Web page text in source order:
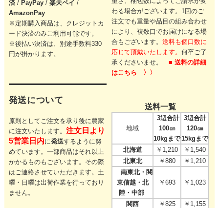
済/ PayPay/ 楽天ペイ /
AmazonPay
※定期購入商品は、クレジットカ
ード決済のみご利用可能です。
※後払い決済は、別途手数料330
円が掛かります。
発送について
原則としてご注文を承り後に農家
に注文いたします。 注文日より
5営業日内に発送するように努
めています。一部商品はそれ以上
かかるものもございます。その際
はご連絡させていただきます。 土
曜・日曜は出荷作業を行っており
ません。
わる場合がございます。 1回のご
注文でも重量や品目の組み合わせ
により、複数口でお届けになる場
合もございます。送料も個口数に
応じて頂戴いたします。何卒ご了
承くださいませ。■ 送料の詳細
はこちら 〉〉
送料一覧
地域
3辺合計
100㎝
10kgまで
3辺合計
120㎝
15kgまで
北海道
￥1,210
￥1,540
北東北
￥880
￥1,210
南東北・関
東信越・北
陸・中部
￥693 ￥1,023
関西 ￥825
￥1,155